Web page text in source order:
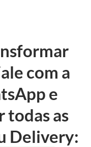
com a
e
todas as
Delivery: